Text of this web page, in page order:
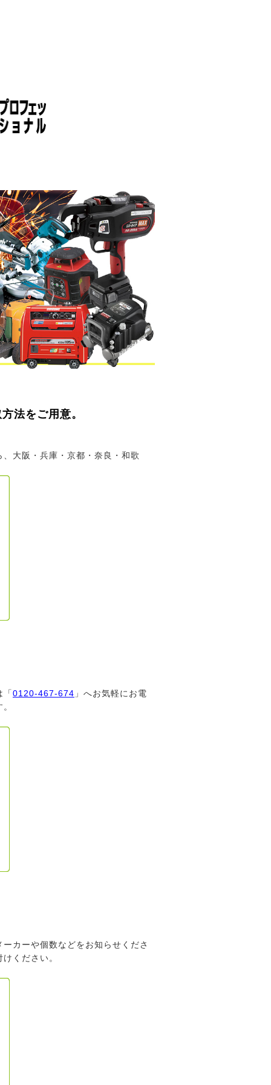
法をご用意。
大阪・兵庫・京都・奈良・和歌
「0120-467-674 」へお気軽にお電
カーや個数などをお知らせくださ
ください。